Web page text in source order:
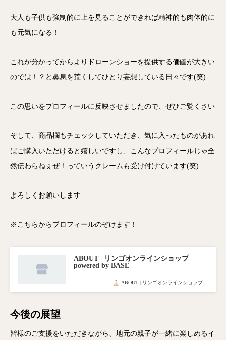
大人も子供も強制的に上を見ることができれば精神的も肉体的に
も元気になる！
これが分かってからよりドローンショーを提供する価値が大きい
のでは！？と鼻息を荒くしてひとり妄想している日々です(笑)
この思いをプロフィールに反映させましたので、ぜひご覧くさい
そして、商品欄もチェックしていただき、気に入ったものがあれ
ばご購入いただけると嬉しいですし、こんなプロフィールじゃ全
然伝わらねぇぜ！っていうクレームも受け付けています(笑)
よろしくお願いします
※こちらからプロフィールのぞけます！
ABOUT | リンゴオンラインショップ
powered by BASE
ABOUT | リンゴオンラインショップ…
今後の展望
皆様のご支援をいただきながら、地元の親子が一緒に楽しめるイ